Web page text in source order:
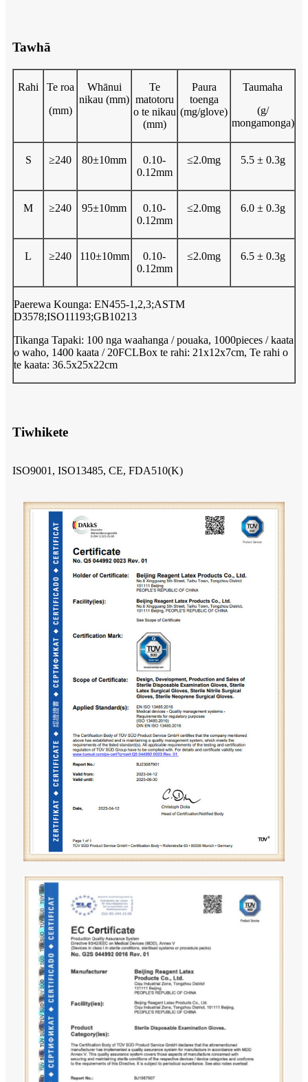
Tawhā
Rahi
Te roa
(mm)
Whānui
nikau (mm)
Te
matotoru
o te nikau
(mm)
Paura
toenga
(mg/glove)
Taumaha
(g/
mongamonga)
S ≥240 80±10mm
0.10-
0.12mm
≤2.0mg 5.5 ± 0.3g
M ≥240 95±10mm
0.10-
0.12mm
≤2.0mg 6.0 ± 0.3g
L ≥240 110±10mm
0.10-
0.12mm
≤2.0mg 6.5 ± 0.3g
Paerewa Kounga: EN455-1,2,3;ASTM
D3578;ISO11193;GB10213
Tikanga Tapaki: 100 nga waahanga / pouaka, 1000pieces / kaata
o waho, 1400 kaata / 20FCLBox te rahi: 21x12x7cm, Te rahi o
te kaata: 36.5x25x22cm
Tiwhikete
ISO9001, ISO13485, CE, FDA510(K)